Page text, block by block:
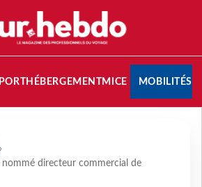
HÉBERGEMENTMICE MOBILITÉS
›
nommé directeur commercial de